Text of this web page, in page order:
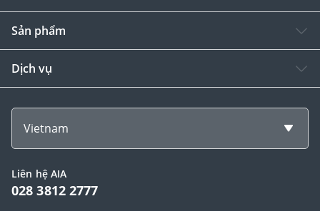
Sản phẩm
Dịch vụ
Vietnam
Liên hệ AIA
028 3812 2777